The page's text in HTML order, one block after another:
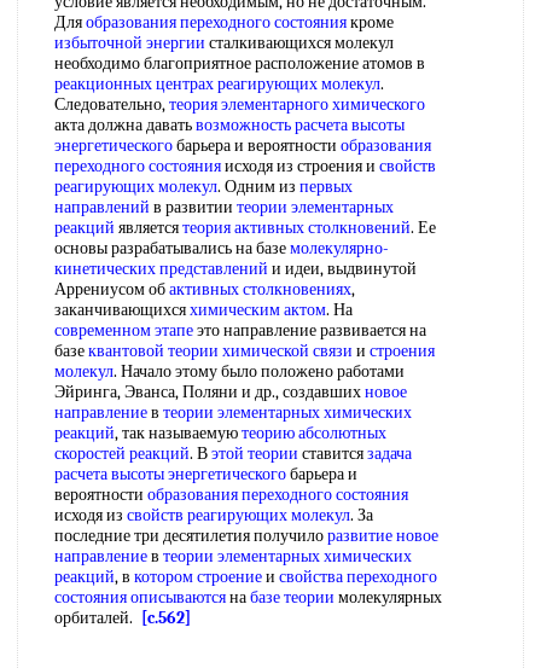
Дляобразования переходного состояниякроме
избыточной энергии сталкивающихся молекул
необходимо благоприятное расположение атомов в
реакционных центрахреагирующих молекул.
Следовательно,теория элементарного химического
акта должна даватьвозможность расчетавысоты
энергетическогобарьера и вероятности образования
переходного состоянияисходя из строения и свойств
реагирующих молекул. Одним из первых
направлений в развитии теории элементарных
реакций являетсятеория активных столкновений. Ее
основы разрабатывались на баземолекулярно-
кинетических представлений и идеи, выдвинутой
Аррениусом обактивных столкновениях,
заканчивающихсяхимическим актом. На
современном этапеэто направление развивается на
базеквантовой теории химической связи и строения
молекул. Начало этому было положено работами
Эйринга, Эванса, Поляни и др., создавшихновое
направлениев теории элементарных химических
реакций, так называемуютеорию абсолютных
скоростей реакций. Вэтой теории ставитсязадача
расчетавысоты энергетическогобарьера и
вероятности образования переходного состояния
исходя из свойств реагирующих молекул. За
последние три десятилетия получилоразвитие новое
направлениев теории элементарных химических
реакций, в котором строениеи свойства переходного
состояния описываютсянабазе теории молекулярных
орбиталей.
[c.562]